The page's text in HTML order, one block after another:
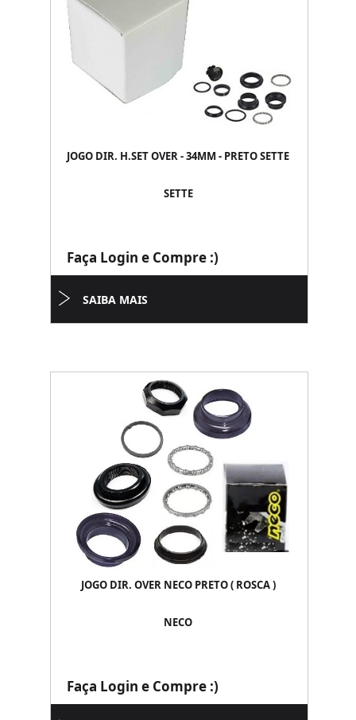
JOGO DIR. H.SET OVER - 34MM - PRETO SETTE
SETTE
Faça Login e Compre :)
SAIBA MAIS
JOGO DIR. OVER NECO PRETO ( ROSCA )
NECO
Faça Login e Compre :)